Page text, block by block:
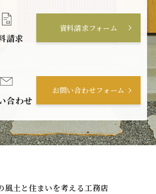
請求
資料請求フォーム
合わせ
お問い合わせフォーム
風土と住まいを考える工務店